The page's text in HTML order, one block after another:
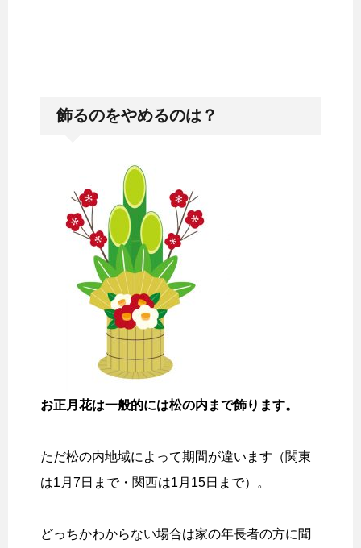
飾るのをやめるのは？
お正月花は一般的には松の内まで飾ります。
ただ松の内地域によって期間が違います（関東
は1月7日まで・関西は1月15日まで）。
どっちかわからない場合は家の年長者の方に聞